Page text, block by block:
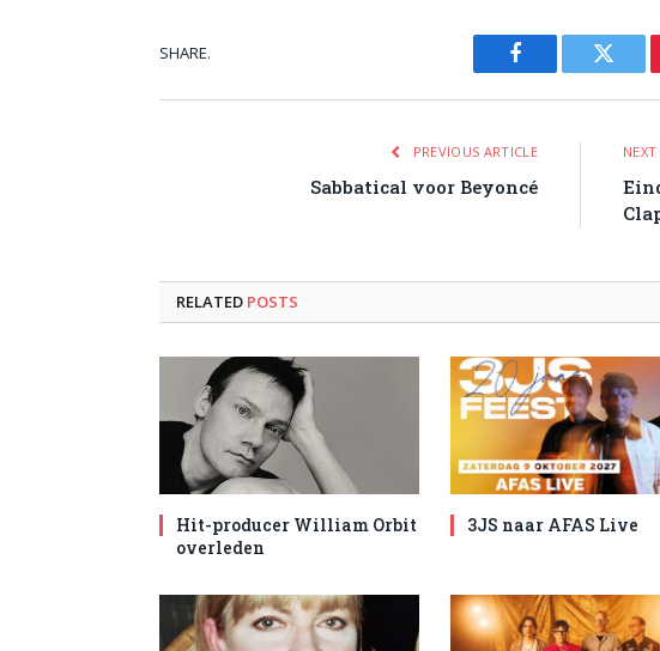
SHARE.
Facebook
PREVIOUS ARTICLE
Sabbatical voor Beyoncé
RELATED POSTS
Hit-producer William Orbit
overleden
3JS naar AFAS Live